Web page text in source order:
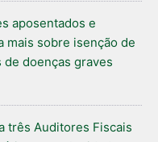
aposentados e
mais sobre isenção de
de doenças graves
três Auditores Fiscais